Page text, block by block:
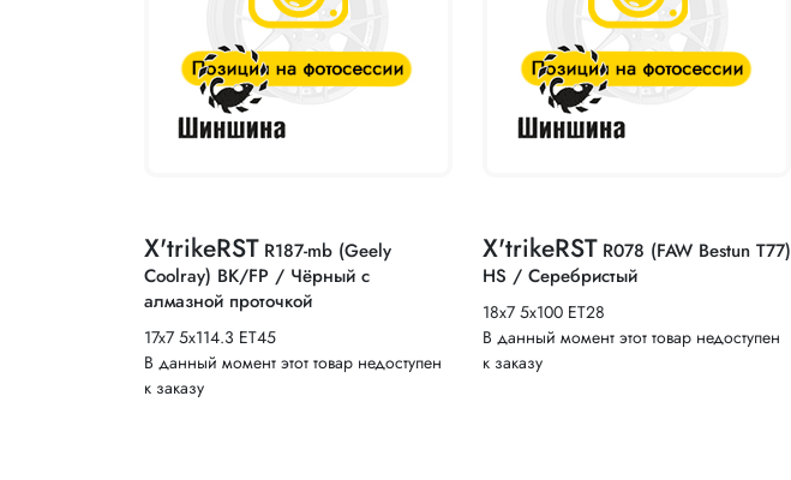
X'trikeRST R187-mb (Geely
Coolray) BK/FP / Чёрный с
алмазной проточкой
17x7 5x114.3 ET45
В данный момент этот товар недоступен
к заказу
X'trikeRST R078 (FAW Bestun T77)
HS / Серебристый
18x7 5x100 ET28
В данный момент этот товар недоступен
к заказу